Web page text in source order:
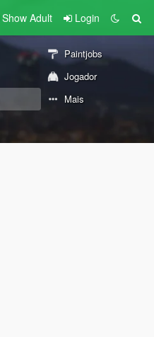
Show Adult Login
Paintjobs
Jogador
Mais